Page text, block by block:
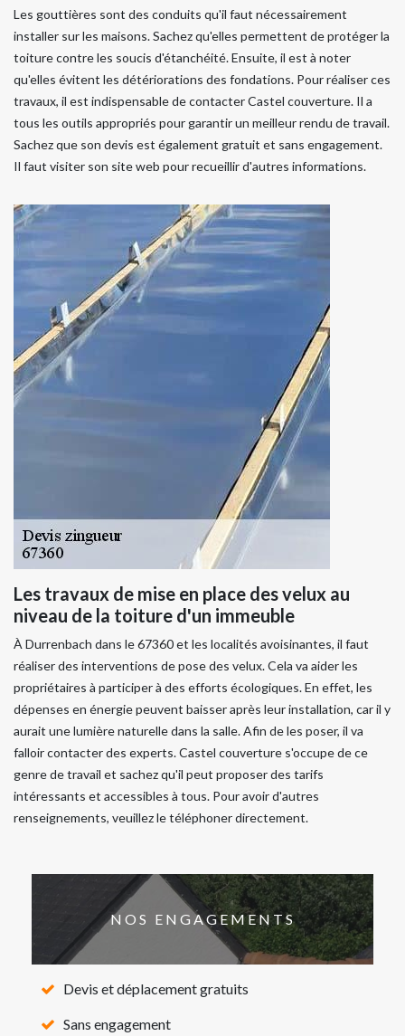
Les gouttières sont des conduits qu'il faut nécessairement
installer sur les maisons. Sachez qu'elles permettent de protéger la
toiture contre les soucis d'étanchéité. Ensuite, il est à noter
qu'elles évitent les détériorations des fondations. Pour réaliser ces
travaux, il est indispensable de contacter Castel couverture. Il a
tous les outils appropriés pour garantir un meilleur rendu de travail.
Sachez que son devis est également gratuit et sans engagement.
Il faut visiter son site web pour recueillir d'autres informations.
Les travaux de mise en place des velux au
niveau de la toiture d'un immeuble
À Durrenbach dans le 67360 et les localités avoisinantes, il faut
réaliser des interventions de pose des velux. Cela va aider les
propriétaires à participer à des efforts écologiques. En effet, les
dépenses en énergie peuvent baisser après leur installation, car il y
aurait une lumière naturelle dans la salle. Afin de les poser, il va
falloir contacter des experts. Castel couverture s'occupe de ce
genre de travail et sachez qu'il peut proposer des tarifs
intéressants et accessibles à tous. Pour avoir d'autres
renseignements, veuillez le téléphoner directement.
NOS ENGAGEMENTS
Devis et déplacement gratuits
Sans engagement